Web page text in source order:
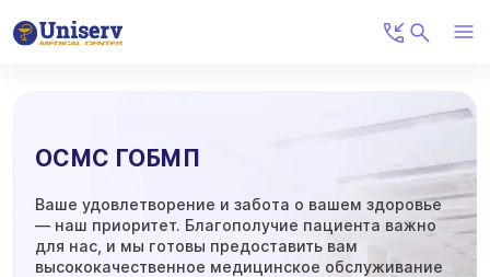
ОСМС ГОБМП
Ваше удовлетворение и забота о вашем здоровье
— наш приоритет. Благополучие пациента важно
для нас, и мы готовы предоставить вам
высококачественное медицинское обслуживание